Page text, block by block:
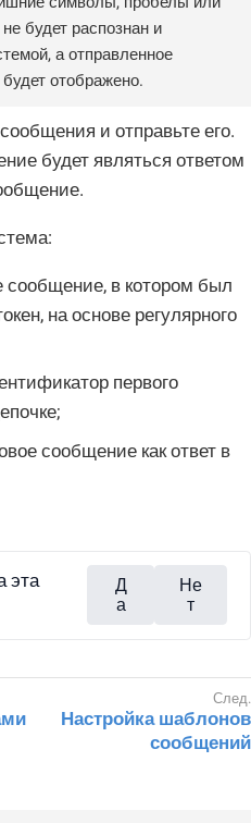
будет распознан и
а отправленное
отображено.
и отправьте его.
будет являться ответом
сообщение, в котором был
на основе регулярного
первого
сообщение как ответ в
эта
Д
а
Не
т
Настройка шаблонов
сообщений